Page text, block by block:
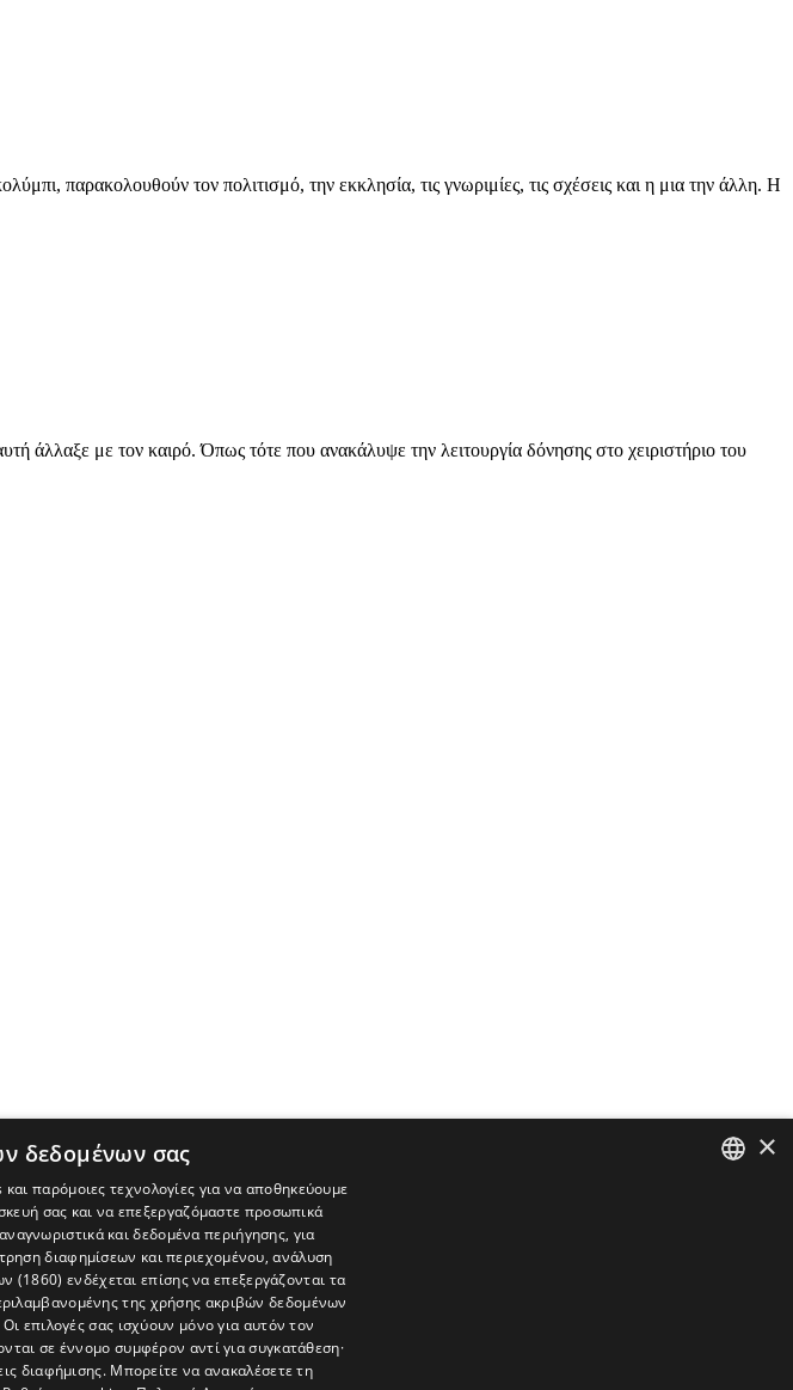
παρακολουθούν τον πολιτισμό, την εκκλησία, τις γνωριμίες, τις σχέσεις και η μια την άλλη. Η
άλλαξε με τον καιρό. Όπως τότε που ανακάλυψε την λειτουργία δόνησης στο χειριστήριο του
×
δεδομένων σας
παρόμοιες τεχνολογίες για να αποθηκεύουμε
σας και να επεξεργαζόμαστε προσωπικά
και δεδομένα περιήγησης, για
διαφημίσεων και περιεχομένου, ανάλυση
(1860) ενδέχεται επίσης να επεξεργάζονται τα
της χρήσης ακριβών δεδομένων
επιλογές σας ισχύουν μόνο για αυτόν τον
σε έννομο συμφέρον αντί για συγκατάθεση·
διαφήμισης. Μπορείτε να ανακαλέσετε τη